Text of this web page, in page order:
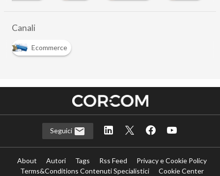
Canali
Ecommerce
Seguici
About Autori Tags Rss Feed
Privacy e Cookie Policy
Terms&Conditions Contenuti Specialistici
Cookie Center